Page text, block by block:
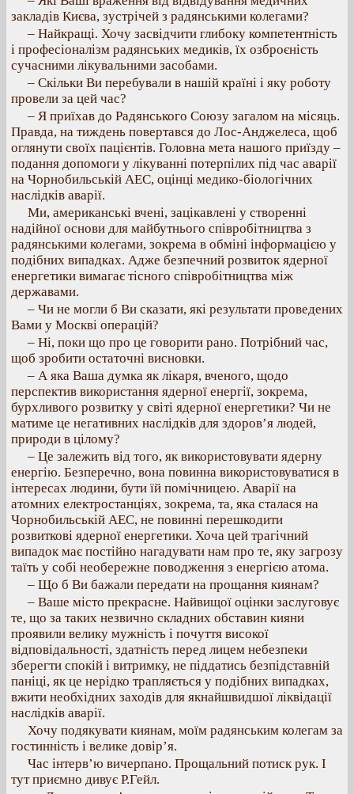
закладів Києва, зустрічей з радянськими колегами?
– Найкращі. Хочу засвідчити глибоку компетентність
і професіоналізм радянських медиків, їх озброєність
сучасними лікувальними засобами.
– Скільки Ви перебували в нашій країні і яку роботу
провели за цей час?
– Я приїхав до Радянського Союзу загалом на місяць.
Правда, на тиждень повертався до Лос-Анджелеса, щоб
оглянути своїх пацієнтів. Головна мета нашого приїзду –
подання допомоги у лікуванні потерпілих під час аварії
на Чорнобильській АЕС, оцінці медико-біологічних
наслідків аварії.
Ми, американські вчені, зацікавлені у створенні
надійної основи для майбутнього співробітництва з
радянськими колегами, зокрема в обміні інформацією у
подібних випадках. Адже безпечний розвиток ядерної
енергетики вимагає тісного співробітництва між
державами.
– Чи не могли б Ви сказати, які результати проведених
Вами у Москві операцій?
– Ні, поки що про це говорити рано. Потрібний час,
щоб зробити остаточні висновки.
– А яка Ваша думка як лікаря, вченого, щодо
перспектив використання ядерної енергії, зокрема,
бурхливого розвитку у світі ядерної енергетики? Чи не
матиме це негативних наслідків для здоров’я людей,
природи в цілому?
– Це залежить від того, як використовувати ядерну
енергію. Безперечно, вона повинна використовуватися в
інтересах людини, бути їй помічницею. Аварії на
атомних електростанціях, зокрема, та, яка сталася на
Чорнобильській АЕС, не повинні перешкодити
розвиткові ядерної енергетики. Хоча цей трагічний
випадок має постійно нагадувати нам про те, яку загрозу
таїть у собі необережне поводження з енергією атома.
– Що б Ви бажали передати на прощання киянам?
– Ваше місто прекрасне. Найвищої оцінки заслуговує
те, що за таких незвично складних обставин кияни
проявили велику мужність і почуття високої
відповідальності, здатність перед лицем небезпеки
зберегти спокій і витримку, не піддатись безпідставній
паніці, як це нерідко трапляється у подібних випадках,
вжити необхідних заходів для якнайшвидшої ліквідації
наслідків аварії.
Хочу подякувати киянам, моїм радянським колегам за
гостинність і велике довір’я.
Час інтерв’ю вичерпано. Прощальний потиск рук. І
тут приємно дивує Р.Гейл.